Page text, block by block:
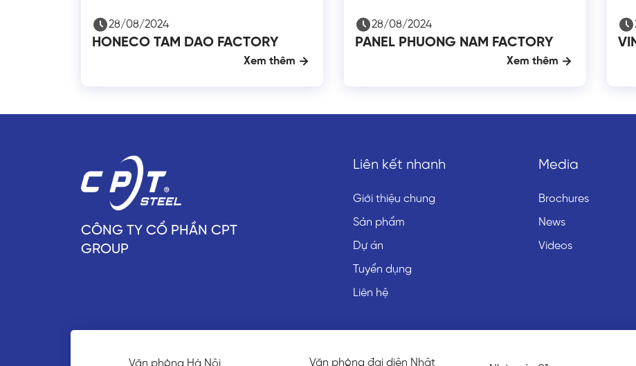
28/08/2024
HONECO TAM DAO FACTORY
Xem thêm
28/08/2024
PANEL PHUONG NAM FACTORY
Xem thêm
CÔNG TY CỔ PHẦN CPT
GROUP
Liên kết nhanh
Giới thiệu chung
Sản phẩm
Dự án
Tuyển dụng
Liên hệ
Media
Brochures
News
Videos
Văn phòng đại diện Nhật